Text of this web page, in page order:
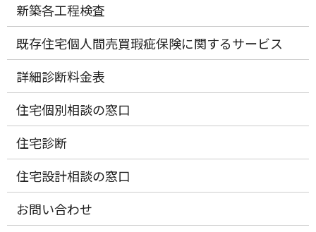
新築各工程検査
既存住宅個人間売買瑕疵保険に関するサービス
詳細診断料金表
住宅個別相談の窓口
住宅診断
住宅設計相談の窓口
お問い合わせ